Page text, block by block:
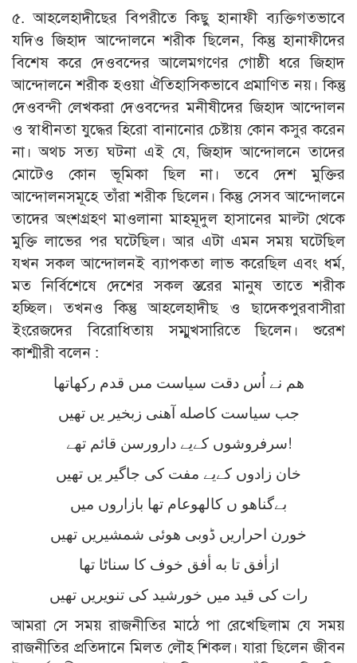
৫. আহলেহাদীছের বিপরীতে কিছু হানাফী ব্যক্তিগতভাবে
যদিও জিহাদ আন্দোলনে শরীক ছিলেন, কিন্তু হানাফীদের
বিশেষ করে দেওবন্দের আলেমগণের গোষ্ঠী ধরে জিহাদ
আন্দোলনে শরীক হওয়া ঐতিহাসিকভাবে প্রমাণিত নয়। কিন্তু
দেওবন্দী লেখকরা দেওবন্দের মনীষীদের জিহাদ আন্দোলন
ও স্বাধীনতা যুদ্ধের হিরো বানানোর চেষ্টায় কোন কসুর করেন
না। অথচ সত্য ঘটনা এই যে, জিহাদ আন্দোলনে তাদের
মোটেও কোন ভূমিকা ছিল না। তবে দেশ মুক্তির
আন্দোলনসমূহে তাঁরা শরীক ছিলেন। কিন্তু সেসব আন্দোলনে
তাদের অংশগ্রহণ মাওলানা মাহমূদুল হাসানের মাল্টা থেকে
মুক্তি লাভের পর ঘটেছিল। আর এটা এমন সময় ঘটেছিল
যখন সকল আন্দোলনই ব্যাপকতা লাভ করেছিল এবং ধর্ম,
মত নির্বিশেষে দেশের সকল স্তরের মানুষ তাতে শরীক
হচ্ছিল। তখনও কিন্তু আহলেহাদীছ ও ছাদেকপুরবাসীরা
ইংরেজদের বিরোধিতায় সম্মুখসারিতে ছিলেন। শুরেশ
কাশ্মীরী বলেন :
هم نے اُس دقت سياست مىں قدم ركهاتها
جب سياست كاصله آهنى زبخير يں تهيں
سرفروشوں كےيے دارورسن قائم تهے!
خان زادوں كےيے مفت كى جاگير يں تهيں
بےگناهو ں كالهوعام تها بازاروں ميں
خورن احراريں ڈوبى هوئى شمشيريں تهيں
ازأفق تا به أفق خوف كا سناٹا تها
رات كى قيد ميں خورشيد كى تنويريں تهيں
আমরা সে সময় রাজনীতির মাঠে পা রেখেছিলাম যে সময়
রাজনীতির প্রতিদানে মিলত লৌহ শিকল। যারা ছিলেন জীবন